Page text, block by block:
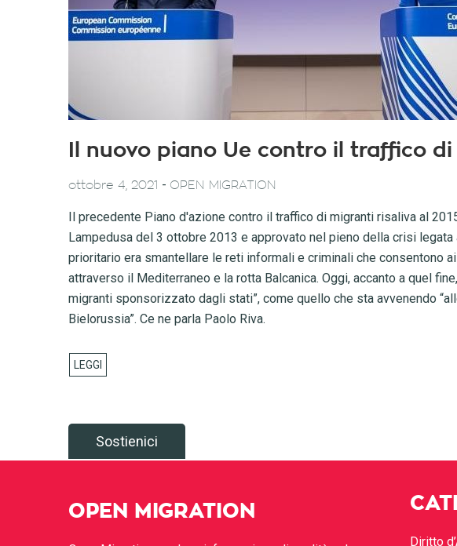
Il nuovo piano Ue contro il traffico
ottobre 4, 2021 - OPEN MIGRATION
Il precedente Piano d'azione contro il traffico di migranti risaliva al
Lampedusa del 3 ottobre 2013 e approvato nel pieno della crisi legata
prioritario era smantellare le reti informali e criminali che consentono
attraverso il Mediterraneo e la rotta Balcanica. Oggi, accanto a quel
migranti sponsorizzato dagli stati”, come quello che sta avvenendo
Bielorussia”. Ce ne parla Paolo Riva.
Sostienici
OPEN MIGRATION
Diritto